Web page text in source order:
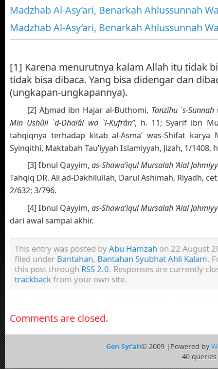
Madzhab Al-Asy’ari, Benarkah Ahlussunnah
Madzhab Al-Asy’ari, Benarkah Ahlussunnah
[1] Karena menurutnya kalam Allah itu tidak
tidak bisa dibaca. Yang bisa didengar dan
(ungkapan-ungkapannya).
[2] Ahmad ibn Hajar al-Buthomi, Tanzîhu `s-Sunnah
Min Ushûli `d-Dhalâl wa `l-Kufrân”, h. 11; Syarif ibn
tahqiqnya terhadap kitab al-Asma’ was-Shifat karya
Syinqithi, Maktabah Tau’iyyah Islamiyyah, Jizah, 1/1408,
[3] Ibnul Qayyim, as-Shawa’iqul Mursalah ‘Alal
Tahqiq DR. Ali ad-Dakhilullah, Darul Ashimah, Riyadh,
2/632; 3/796.
[4] Ibnul Qayyim, as-Shawa’iqul Mursalah ‘Alal
dari awal sampai akhir.
This entry was posted byAbu Hamzah on 22 August
filed under Bantahan, Bantahan Syubhat Ahli Kalam.
this post through RSS 2.0. Responses are currently
trackbackfrom your own site.
Comments are closed.
Gen Syi'ah© 2009 |Powered by
40 queries